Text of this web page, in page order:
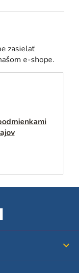
zasielať
e-shope.